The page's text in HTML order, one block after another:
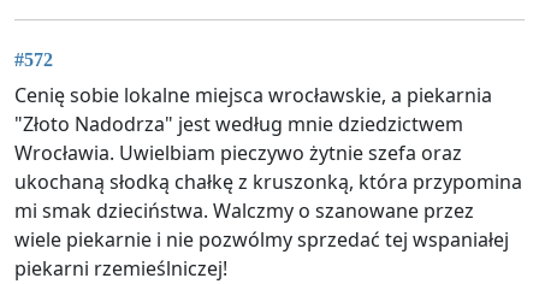
#572
Cenię sobie lokalne miejsca wrocławskie, a piekarnia
"Złoto Nadodrza" jest według mnie dziedzictwem
Wrocławia. Uwielbiam pieczywo żytnie szefa oraz
ukochaną słodką chałkę z kruszonką, która przypomina
mi smak dzieciństwa. Walczmy o szanowane przez
wiele piekarnie i nie pozwólmy sprzedać tej wspaniałej
piekarni rzemieślniczej!